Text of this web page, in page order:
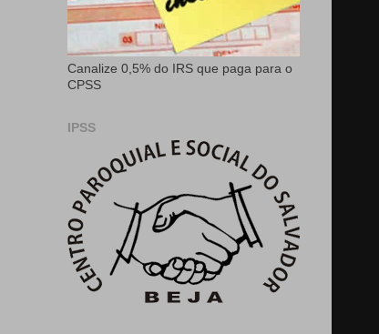
Canalize 0,5% do IRS que paga para o
CPSS
IPSS